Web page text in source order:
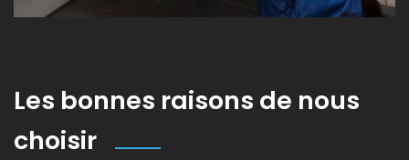
Les bonnes raisons de nous
choisir